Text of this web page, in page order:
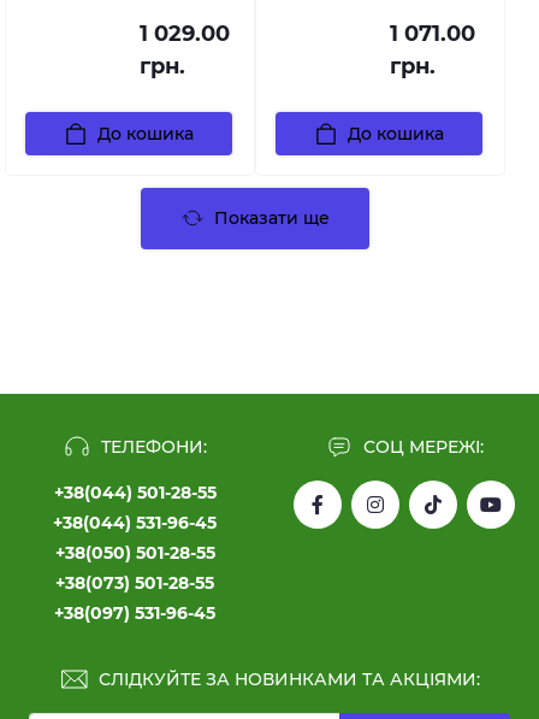
1 029.00
грн.
До кошика
1 071.00
грн.
До кошика
Показати ще
ТЕЛЕФОНИ:
+38(044) 501-28-55
+38(044) 531-96-45
+38(050) 501-28-55
+38(073) 501-28-55
+38(097) 531-96-45
СОЦ МЕРЕЖІ:
СЛІДКУЙТЕ ЗА НОВИНКАМИ ТА АКЦІЯМИ: